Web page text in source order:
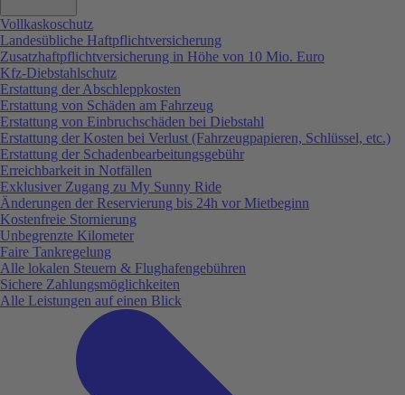
Vollkaskoschutz
Landesübliche Haftpflichtversicherung
Zusatzhaftpflichtversicherung in Höhe von 10 Mio. Euro
Kfz-Diebstahlschutz
Erstattung der Abschleppkosten
Erstattung von Schäden am Fahrzeug
Erstattung von Einbruchschäden bei Diebstahl
Erstattung der Kosten bei Verlust (Fahrzeugpapieren, Schlüssel, etc.)
Erstattung der Schadenbearbeitungsgebühr
Erreichbarkeit in Notfällen
Exklusiver Zugang zu My Sunny Ride
Änderungen der Reservierung bis 24h vor Mietbeginn
Kostenfreie Stornierung
Unbegrenzte Kilometer
Faire Tankregelung
Alle lokalen Steuern & Flughafengebühren
Sichere Zahlungsmöglichkeiten
Alle Leistungen auf einen Blick